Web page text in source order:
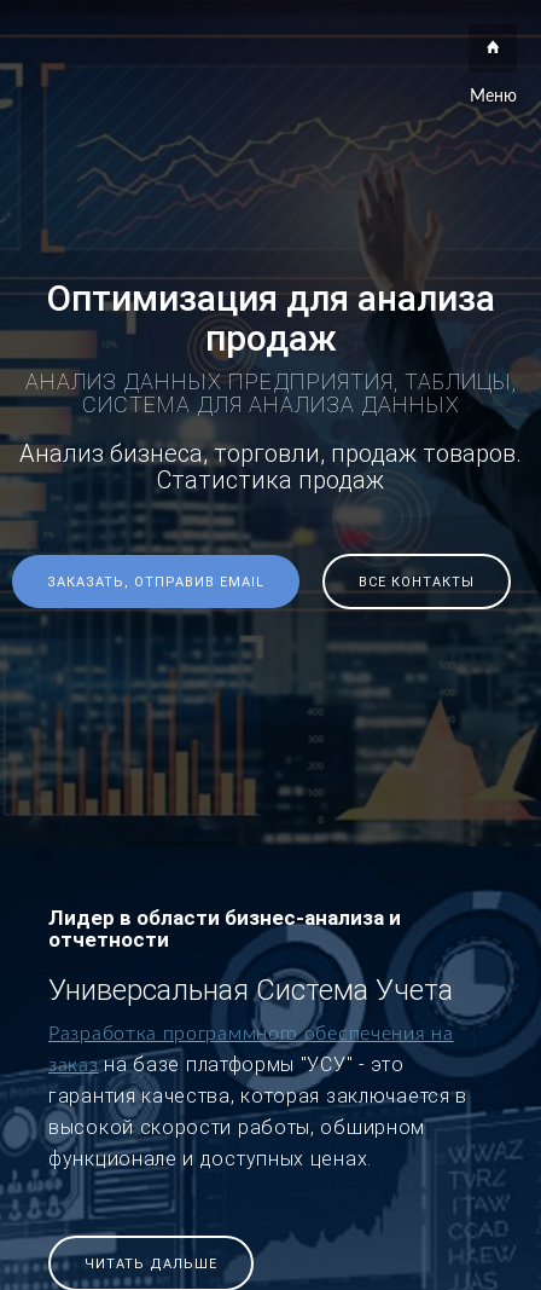
Меню
Оптимизация для анализа
продаж
АНАЛИЗ ДАННЫХ ПРЕДПРИЯТИЯ, ТАБЛИЦЫ,
СИСТЕМА ДЛЯ АНАЛИЗА ДАННЫХ
Анализ бизнеса, торговли, продаж товаров.
Статистика продаж
ЗАКАЗАТЬ, ОТПРАВИВ EMAIL ВСЕ КОНТАКТЫ
Лидер в области бизнес-анализа и
отчетности
Универсальная Система Учета
Разработка программного обеспечения на
заказна базе платформы "УСУ" - это
гарантия качества, которая заключается в
высокой скорости работы, обширном
функционале и доступных ценах.
ЧИТАТЬ ДАЛЬШЕ